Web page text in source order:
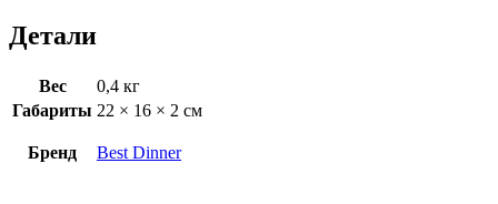
Детали
Вес
0,4 кг
Габариты 22 × 16 × 2 см
Бренд Best Dinner